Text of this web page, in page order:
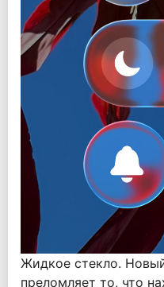
Жидкое стекло.
преломляет то, что